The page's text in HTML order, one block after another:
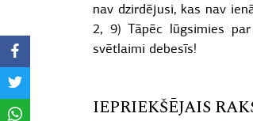
nav dzirdējusi, kas nav
2, 9) Tāpēc lūgsimies
svētlaimi debesīs!
IEPRIEKŠĒJAIS